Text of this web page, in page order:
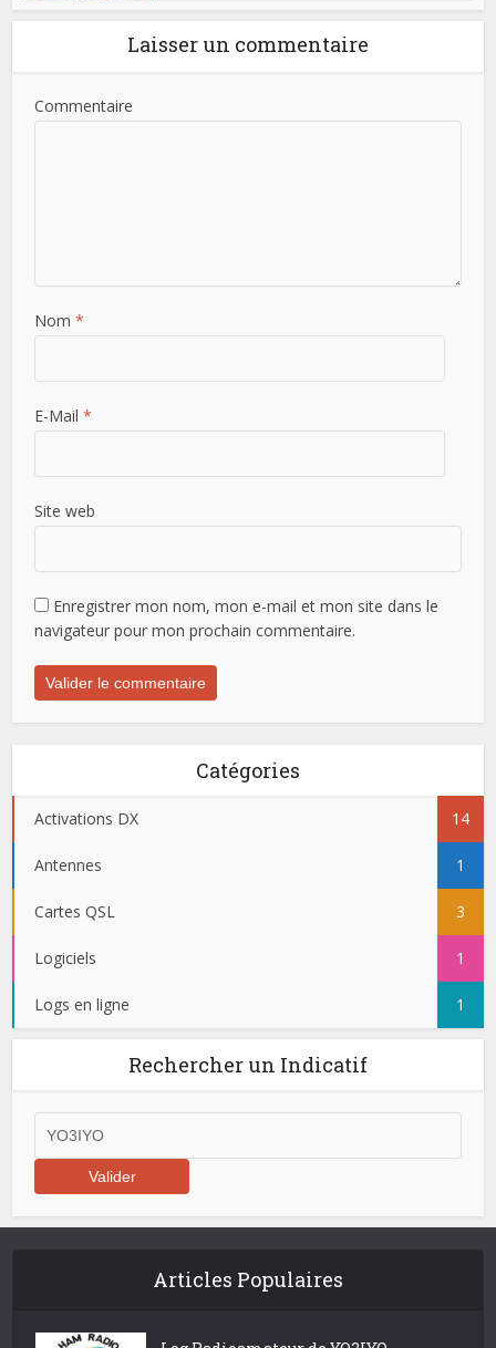
Laisser un commentaire
Commentaire
Nom *
E-Mail *
Site web
Enregistrer mon nom, mon e-mail et mon site dans le
navigateur pour mon prochain commentaire.
Catégories
Activations DX 14
Antennes 1
Cartes QSL 3
Logiciels 1
Logs en ligne 1
Rechercher un Indicatif
Articles Populaires